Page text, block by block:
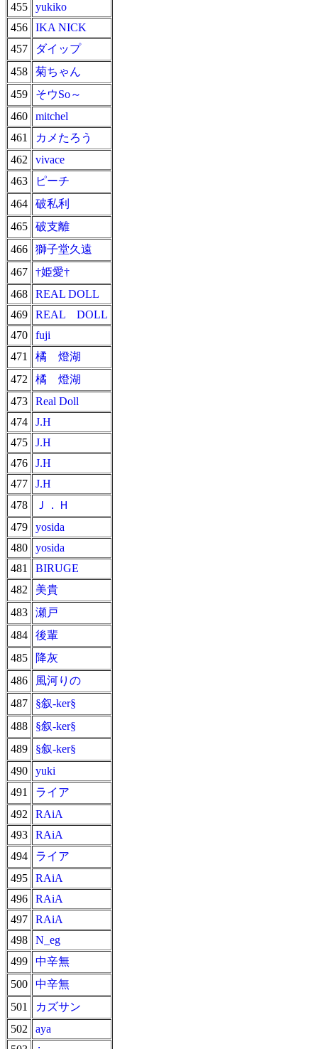
455
yukiko
456
IKA NICK
457
ダイップ
458
菊ちゃん
459
そウSo～
460
mitchel
461
カメたろう
462
vivace
463
ピーチ
464
破私利
465
破支離
466
獅子堂久遠
467
†姫愛†
468
REAL DOLL
469
REAL DOLL
470
fuji
471
橘 燈湖
472
橘 燈湖
473
Real Doll
474
J.H
475
J.H
476
J.H
477
J.H
478
Ｊ．Ｈ
479
yosida
480
yosida
481
BIRUGE
482
美貴
483
瀬戸
484
後輩
485
降灰
486
風河りの
487
§叙-ker§
488
§叙-ker§
489
§叙-ker§
490
yuki
491
ライア
492
RAiA
493
RAiA
494
ライア
495
RAiA
496
RAiA
497
RAiA
498
N_eg
499
中辛無
500
中辛無
501
カズサン
502
aya